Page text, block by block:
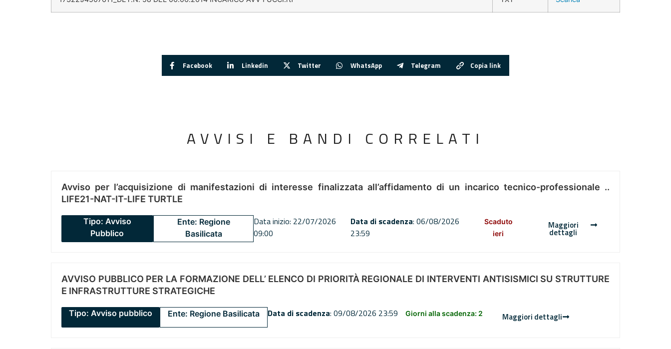
Facebook Linkedin Twitter WhatsApp Telegram Copia link
AVVISI E BANDI CORRELATI
Avviso per l’acquisizione di manifestazioni di interesse finalizzata all’affidamento di un incarico tecnico-professionale ..
LIFE21-NAT-IT-LIFE TURTLE
Tipo: Avviso
Pubblico
Ente: Regione
Basilicata
Data inizio: 22/07/2026
09:00
Data di scadenza: 06/08/2026
23:59
Scaduto
ieri
Maggiori
dettagli
AVVISO PUBBLICO PER LA FORMAZIONE DELL’ ELENCO DI PRIORITÀ REGIONALE DI INTERVENTI ANTISISMICI SU STRUTTURE
E INFRASTRUTTURE STRATEGICHE
Tipo: Avviso pubblico Ente: Regione Basilicata Data di scadenza: 09/08/2026 23:59 Giorni alla scadenza: 2 Maggiori dettagli